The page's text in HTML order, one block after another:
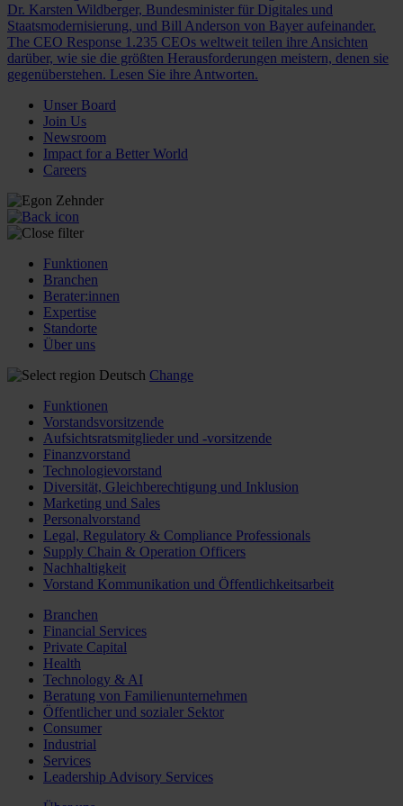
Dr. Karsten Wildberger, Bundesminister für Digitales und
Staatsmodernisierung, und Bill Anderson von Bayer aufeinander.
The CEO Response 1.235 CEOs weltweit teilen ihre Ansichten
darüber, wie sie die größten Herausforderungen meistern, denen sie
gegenüberstehen. Lesen Sie ihre Antworten.
Unser Board
Join Us
Newsroom
Impact for a Better World
Careers
Funktionen
Branchen
Berater:innen
Expertise
Standorte
Über uns
Deutsch Change
Funktionen
Vorstandsvorsitzende
Aufsichtsratsmitglieder und -vorsitzende
Finanzvorstand
Technologievorstand
Diversität, Gleichberechtigung und Inklusion
Marketing und Sales
Personalvorstand
Legal, Regulatory & Compliance Professionals
Supply Chain & Operation Officers
Nachhaltigkeit
Vorstand Kommunikation und Öffentlichkeitsarbeit
Branchen
Financial Services
Private Capital
Health
Technology & AI
Beratung von Familienunternehmen
Öffentlicher und sozialer Sektor
Consumer
Industrial
Services
Leadership Advisory Services